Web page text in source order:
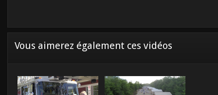
Vous aimerez également ces vidéos